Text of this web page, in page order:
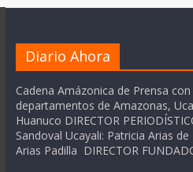
Diario Ahora
Cadena Amázonica de Prensa
departamentos de Amazonas,
Huanuco DIRECTOR
Sandoval Ucayali: Patricia Arias
Arias Padilla DIRECTOR